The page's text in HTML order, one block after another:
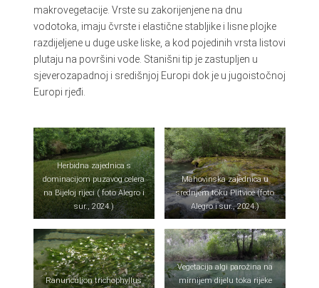
makrovegetacije. Vrste su zakorijenjene na dnu
vodotoka, imaju čvrste i elastične stabljike i lisne plojke
razdijeljene u duge uske liske, a kod pojedinih vrsta listovi
plutaju na površini vode. Stanišni tip je zastupljen u
sjeverozapadnoj i središnjoj Europi dok je u jugoistočnoj
Europi rjeđi.
Herbidna zajednica s
dominacijom puzavog celera
na Bijeloj rijeci ( foto Alegro i
sur., 2024.)
Mahovinska zajednica u
srednjem toku Plitvice (foto
Alegro i sur., 2024.)
Ranunculion trichophyllus
Vegetacija algi parožina na
mirnijem dijelu toka rijeke